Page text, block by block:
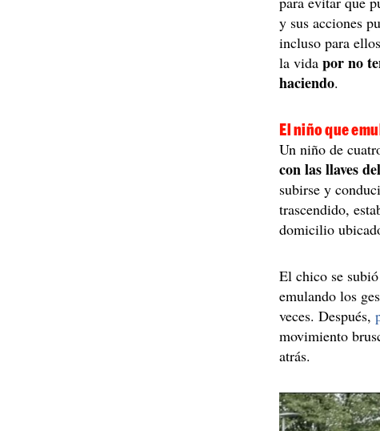
y sus acciones
incluso para
la vida por no
haciendo.
El niño que
Un niño de
con las llaves
subirse y
trascendido,
domicilio
El chico se
emulando los
veces. Después,
movimiento
atrás.